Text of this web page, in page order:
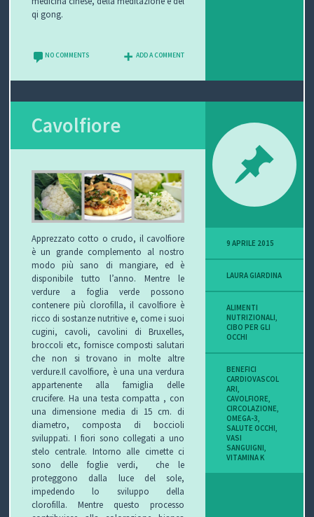
qi gong.
NO COMMENTS ADD A COMMENT
Cavolfiore
Apprezzato cotto o crudo, il cavolfiore
è un grande complemento al nostro
modo più sano di mangiare, ed è
disponibile tutto l’anno. Mentre le
verdure a foglia verde possono
contenere più clorofilla, il cavolfiore è
ricco di sostanze nutritive e, come i suoi
cugini, cavoli, cavolini di Bruxelles,
broccoli etc, fornisce composti salutari
che non si trovano in molte altre
verdure.Il cavolfiore, è una una verdura
appartenente alla famiglia delle
crucifere. Ha una testa compatta , con
una dimensione media di 15 cm. di
diametro, composta di boccioli
sviluppati. I fiori sono collegati a uno
stelo centrale. Intorno alle cimette ci
sono delle foglie verdi, che le
proteggono dalla luce del sole,
impedendo lo sviluppo della
clorofilla.
Mentre questo processo
9 APRILE 2015
LAURA GIARDINA
ALIMENTI
NUTRIZIONALI
CIBO PER GLI
OCCHI
BENEFICI
CARDIOVASCOL
ARI
CAVOLFIORE
CIRCOLAZIONE
OMEGA-3
SALUTE OCCHI
VASI
SANGUIGNI
VITAMINA K